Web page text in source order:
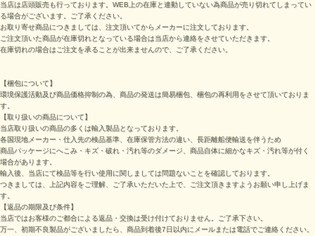
当店は店頭販売も行っております。WEB上の在庫と連動していない為商品が売り切れてしまってい
る場合がございます。ご了承ください。
お取り寄せ商品につきましては、注文頂いてからメーカーに注文しております。
ご注文頂いた商品が在庫切れとなっている場合は当店から連絡をさせていただきます。
在庫切れの場合はご注文を承ることが出来ませんので、ご了承ください。
【梱包について】
環境保護活動及び商品価格抑制の為、商品の発送は簡易梱包、梱包の再利用をさせて頂いておりま
す。
【取り扱いの商品について】
当店取り扱いの商品の多くは輸入製品となっております。
各国現地メーカー・仕入先の検品基準、在庫保管方法の違い、長距離船便輸送を伴うため
商品パッケージにへこみ・キズ・破れ・汚れ等のダメージ、商品自体に細かなキズ・汚れ等が付く
場合があります。
輸入後、当店にて検品等を行い使用に関しましては問題ないことを確認しております。
つきましては、上記内容をご理解、ご了承いただいた上で、ご注文頂きますようお願い申し上げま
す。
【返品の期限及び条件】
当店ではお客様のご都合による返品・交換は受け付けておりません。ご了承下さい。
万一、初期不良製品がございましたら、商品到着後7日以内にメールまたは電話でご連絡ください。